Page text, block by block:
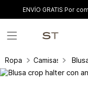
ENVÍO GRATIS Por
Ropa Camisas y blusas